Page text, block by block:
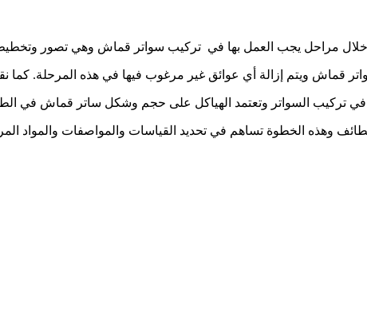
مراحل يجب العمل بها في تركيب سواتر قماش وهي تصور
قماش ويتم إزالة أي عوائق غير مرغوب فيها في هذه المرحلة. كما
في تركيب السواتر وتعتمد الهياكل على حجم وشكل ساتر قماش في
وهذه الخطوة تساهم في تحديد القياسات والمواصفات والمواد